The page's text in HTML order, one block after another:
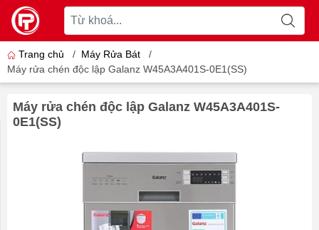
Trang chủ / Máy Rửa Bát
/
Máy rửa chén độc lập Galanz W45A3A401S-0E1(SS)
Máy rửa chén độc lập Galanz W45A3A401S-
0E1(SS)